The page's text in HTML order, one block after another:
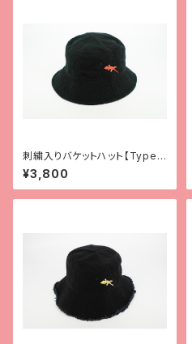
刺繍入りバケットハット【Type
1】
¥3,800